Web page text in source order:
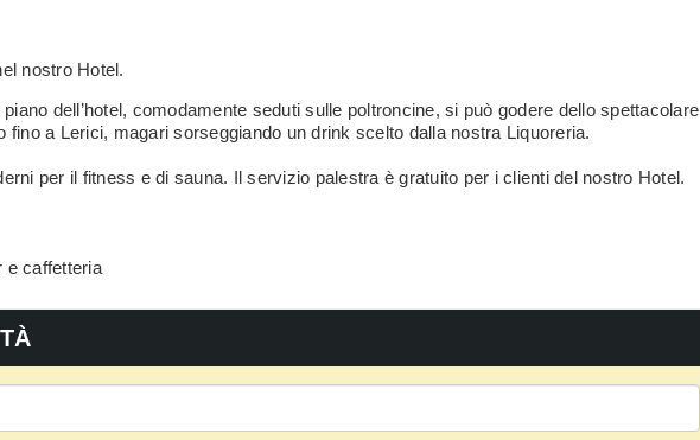
nostro Hotel.
dell’hotel, comodamente seduti sulle poltroncine, si può godere dello spettacolare
fino a Lerici, magari sorseggiando un drink scelto dalla nostra Liquoreria.
per il fitness e di sauna. Il servizio palestra è gratuito per i clienti del nostro Hotel.
e caffetteria